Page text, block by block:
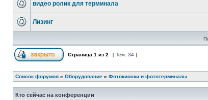
видео ролик для терминала
Лизинг
Страница 1 из 2 [ Тем: 34 ]
Список форумов » Оборудование » Фотокиоски и фототерминалы
Кто сейчас на конференции